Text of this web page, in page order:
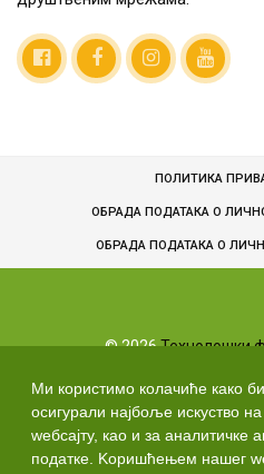
Ми користимо колачиће како
осигурали најбоље искуство
wебсајту, као и за аналитичке
податке. Kоришћењем нашег
ПОЛИТИКА
ОБРАДА ПОДАТАКА О
ОБРАДA ПОДАТАКА О
©2026Технолошки
Булевар цара Лазара 1,
Info телефони: +381 (0)21/
Маркетинг: +381 (0)21/485-3606